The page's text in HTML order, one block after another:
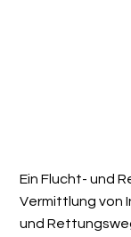
Ein Flucht- und
Vermittlung von
und